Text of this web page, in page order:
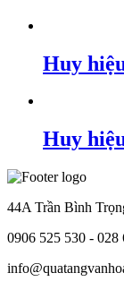
Huy
Huy
44A Trần Bình
0906 525 530 - 028